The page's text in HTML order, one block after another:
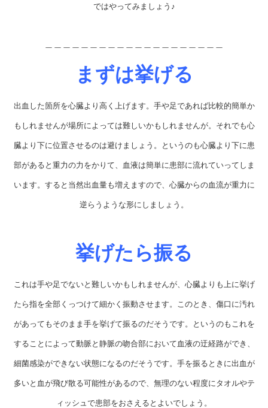
ではやってみましょう♪
まずは挙げる
出血した箇所を心臓より高く上げます。手や足であれば比較的簡単か
もしれませんが場所によっては難しいかもしれませんが。それでも心
臓より下に位置させるのは避けましょう。というのも心臓より下に患
部があると重力の力をかりて、血液は簡単に患部に流れていってしま
います。すると当然出血量も増えますので、心臓からの血流が重力に
逆らうような形にしましょう。
挙げたら振る
これは手や足でないと難しいかもしれませんが、心臓よりも上に挙げ
たら指を全部くっつけて細かく振動させます。このとき、傷口に汚れ
があってもそのまま手を挙げて振るのだそうです。というのもこれを
することによって動脈と静脈の吻合部において血液の迂経路ができ、
細菌感染ができない状態になるのだそうです。手を振るときに出血が
多いと血が飛び散る可能性があるので、無理のない程度にタオルやテ
ィッシュで患部をおさえるとよいでしょう。